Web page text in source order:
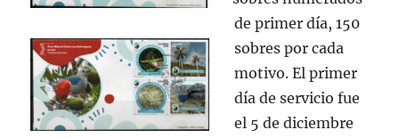
deprimer día, 150
sobres por cada
motivo. El primer
día de servicio fue
el 5 de diciembre